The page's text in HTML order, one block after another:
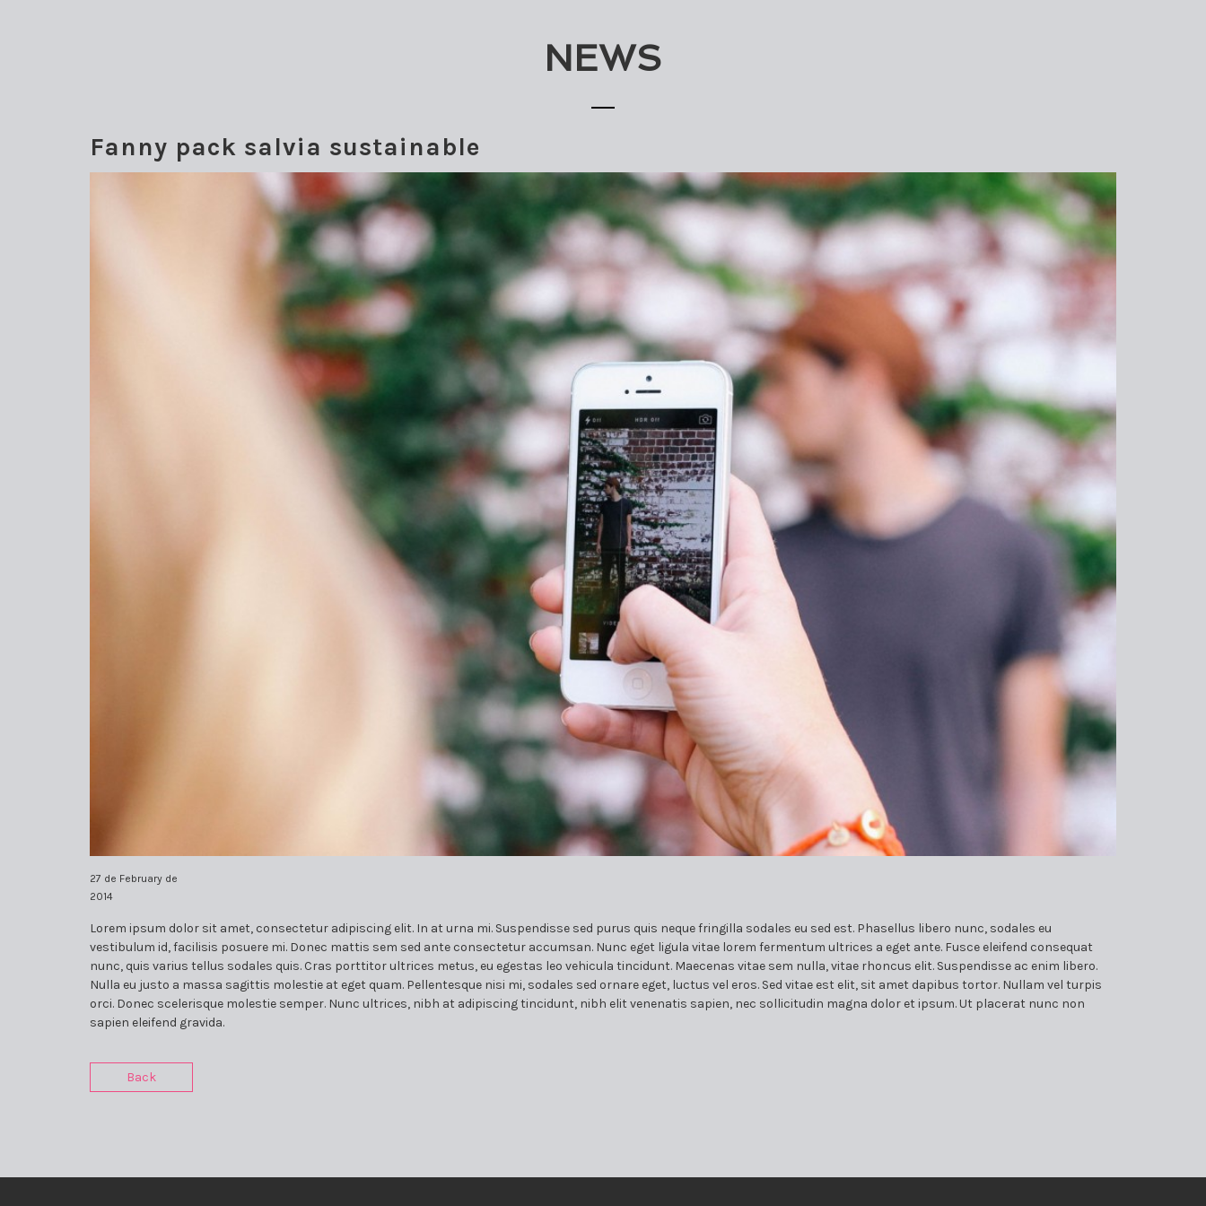
NEWS
Fanny pack salvia sustainable
27 de February de
2014
Lorem ipsum dolor sit amet, consectetur adipiscing elit. In at urna mi. Suspendisse sed purus quis neque fringilla sodales eu sed est. Phasellus libero nunc, sodales eu
vestibulum id, facilisis posuere mi. Donec mattis sem sed ante consectetur accumsan. Nunc eget ligula vitae lorem fermentum ultrices a eget ante. Fusce eleifend consequat
nunc, quis varius tellus sodales quis. Cras porttitor ultrices metus, eu egestas leo vehicula tincidunt. Maecenas vitae sem nulla, vitae rhoncus elit. Suspendisse ac enim libero.
Nulla eu justo a massa sagittis molestie at eget quam. Pellentesque nisi mi, sodales sed ornare eget, luctus vel eros. Sed vitae est elit, sit amet dapibus tortor. Nullam vel turpis
orci. Donec scelerisque molestie semper. Nunc ultrices, nibh at adipiscing tincidunt, nibh elit venenatis sapien, nec sollicitudin magna dolor et ipsum. Ut placerat nunc non
sapien eleifend gravida.
Back